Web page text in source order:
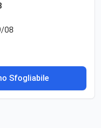
Sfogliabile